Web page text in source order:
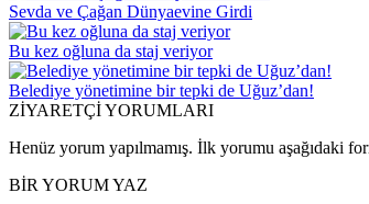
Sevda ve Çağan Dünyaevine Girdi
Bu kez oğluna da staj veriyor
Belediye yönetimine bir tepki de Uğuz’dan!
ZİYARETÇİ YORUMLARI
Henüz yorum yapılmamış. İlk yorumu aşağıdaki
BİR YORUM YAZ